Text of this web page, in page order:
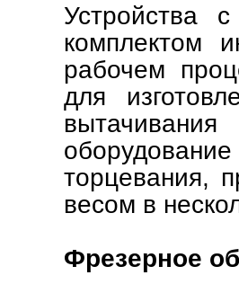
Устройства
комплектом
рабочем
для
торцевания,
весом в
Фрезерное